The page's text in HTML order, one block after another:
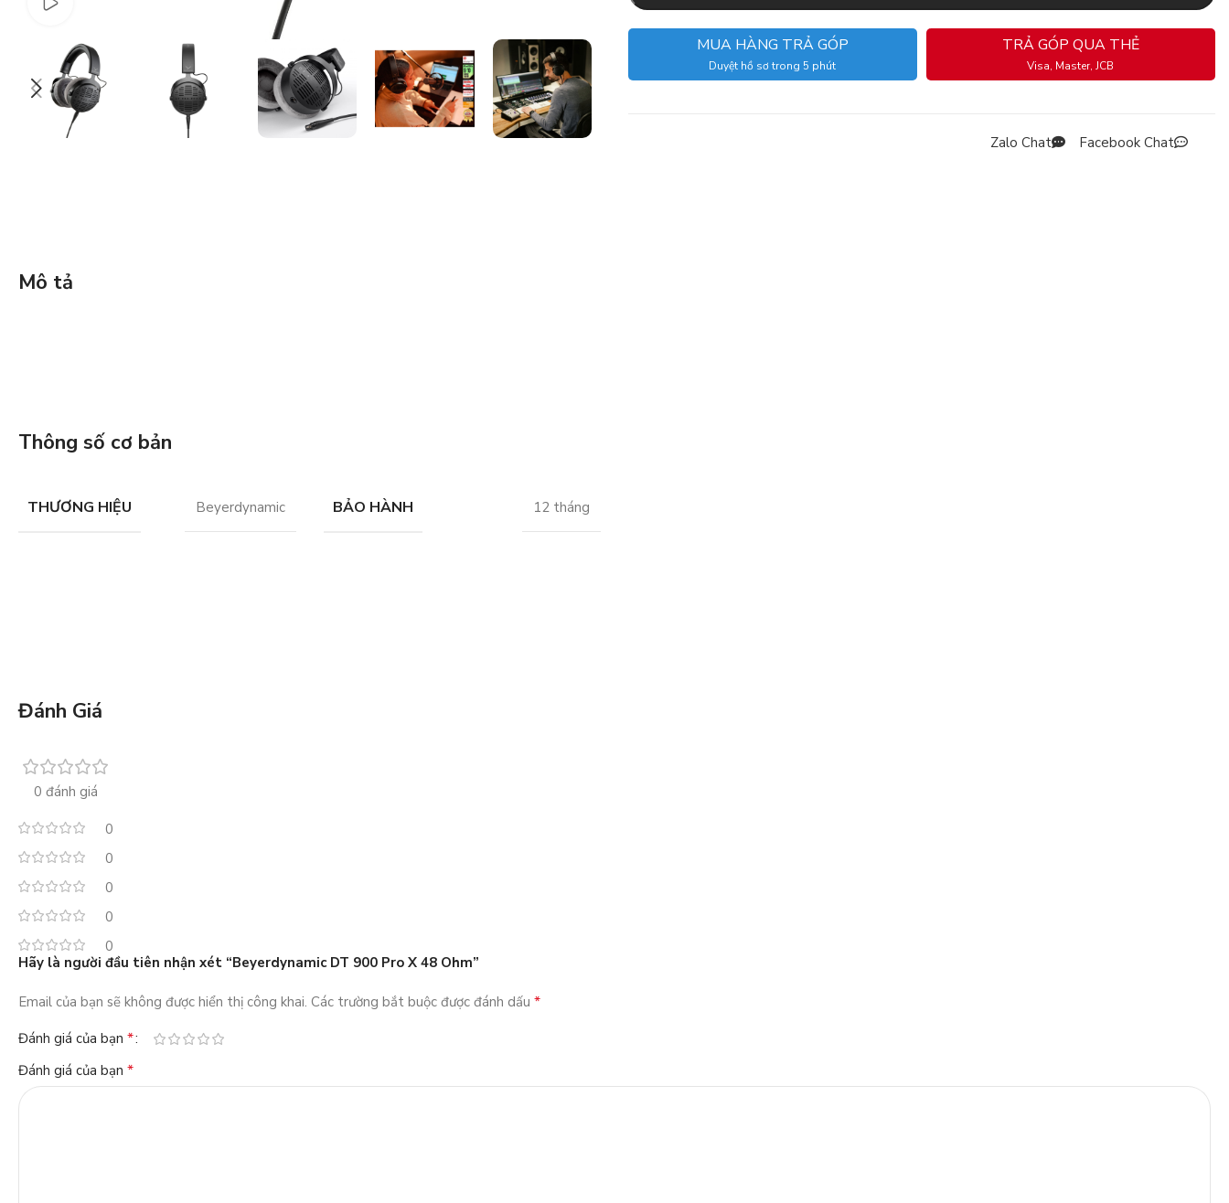
MUA HÀNG TRẢ GÓP
Duyệt hồ sơ trong 5 phút
TRẢ GÓP QUA THẺ
Visa, Master, JCB
Zalo Chat Facebook Chat
Mô tả
Thông số cơ bản
THƯƠNG HIỆU Beyerdynamic BẢO HÀNH 12 tháng
Đánh Giá
0 đánh giá
0
0
0
0
0
Hãy là người đầu tiên nhận xét “Beyerdynamic DT 900 Pro X 48 Ohm”
Email của bạn sẽ không được hiển thị công khai. Các trường bắt buộc được đánh dấu *
Đánh giá của bạn *
Đánh giá của bạn *